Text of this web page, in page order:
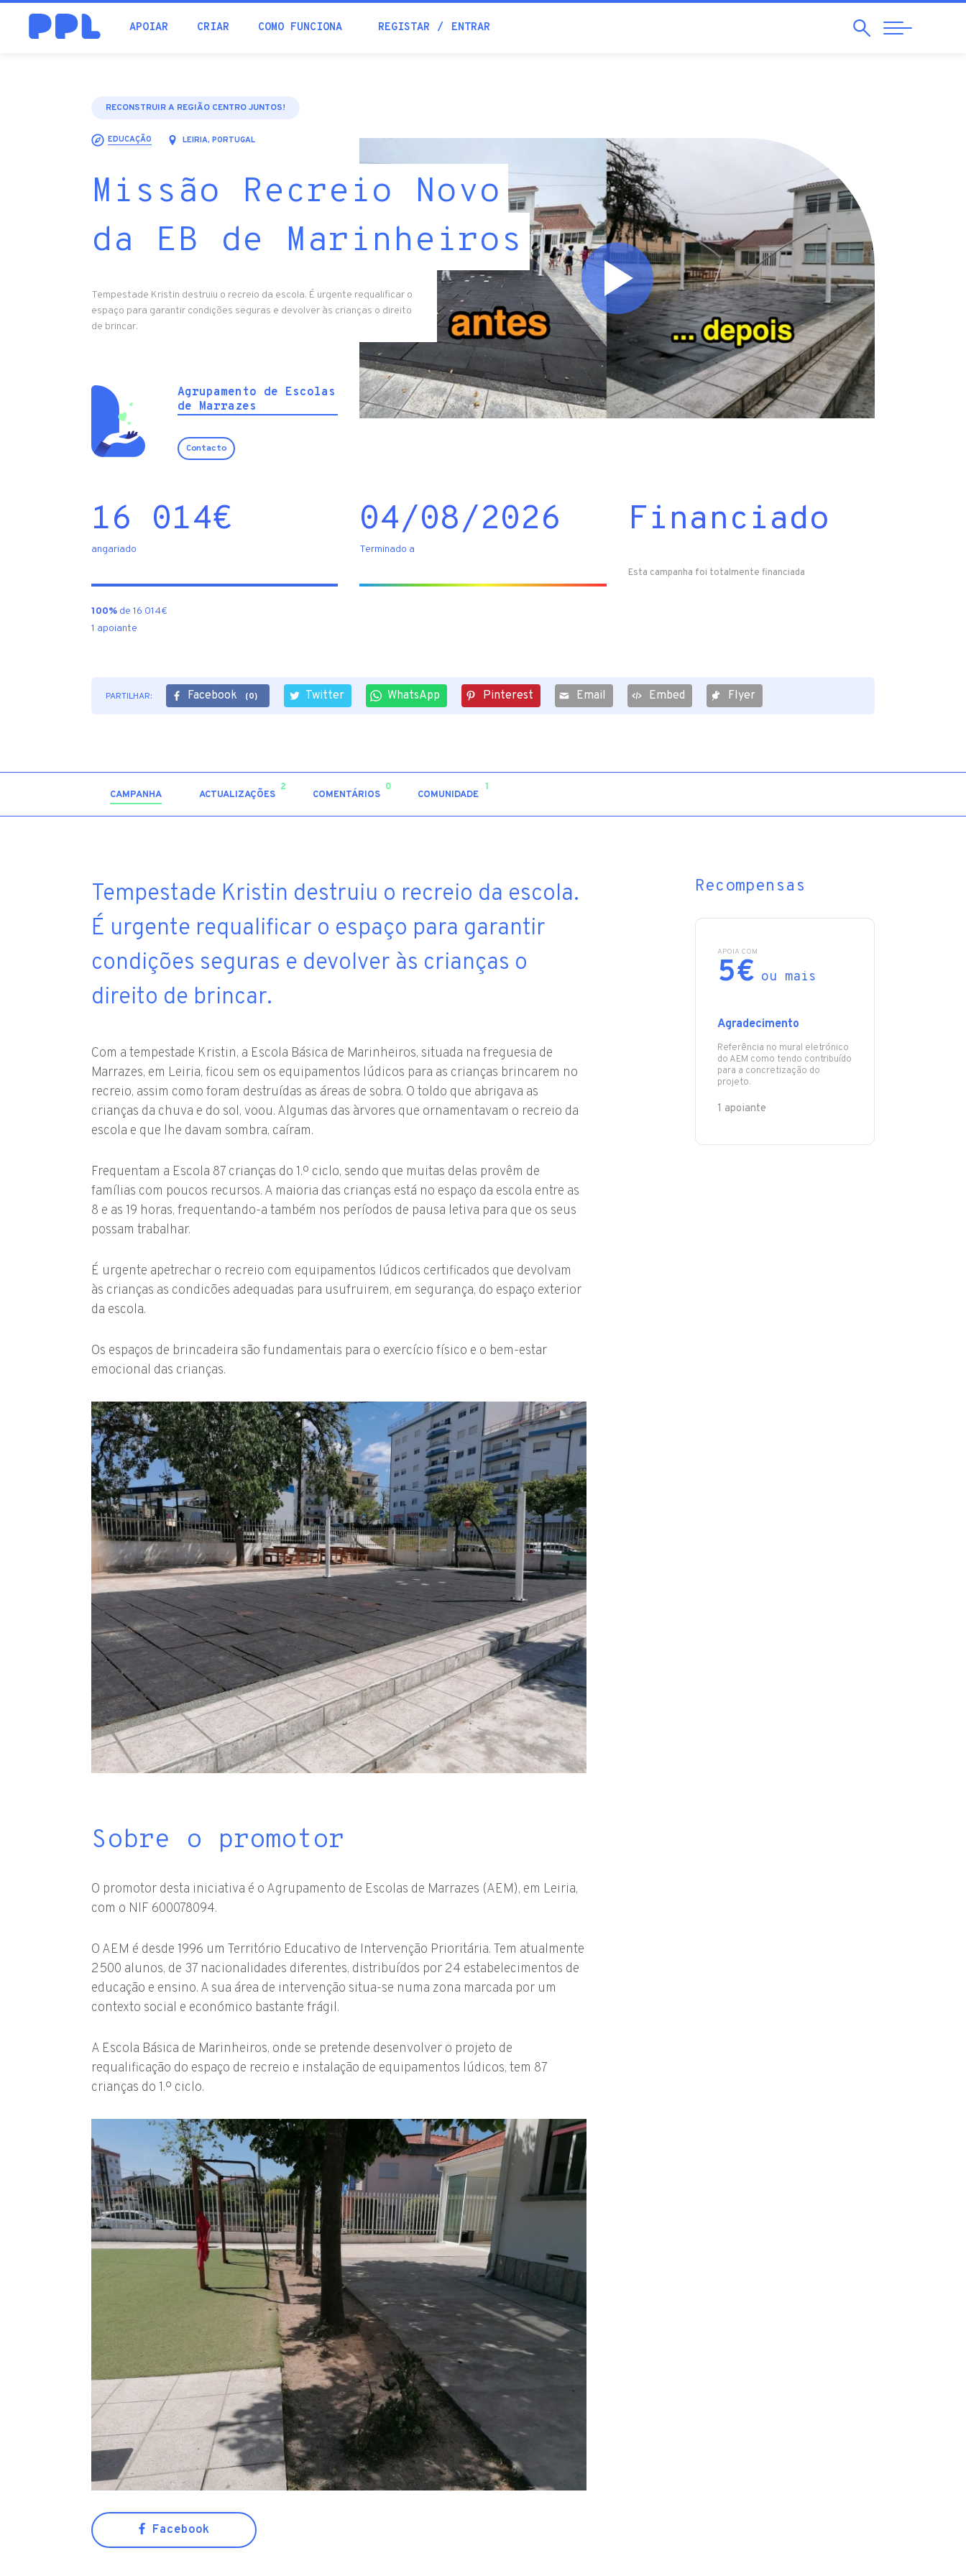
APOIAR CRIAR COMO FUNCIONA REGISTAR ENTRAR Pesquisar
Abrir
Navegação
procura
RECONSTRUIR A REGIÃO CENTRO JUNTOS!
EDUCAÇÃO LEIRIA, PORTUGAL
Missão Recreio Novo
da EB de Marinheiros
Tempestade Kristin destruiu o recreio da escola. É urgente requalificar o
espaço para garantir condições seguras e devolver às crianças o direito
de brincar.
Agrupamento de Escolas
de Marrazes
Contacto
16 014€
angariado
100% de 16 014€
1 apoiante
04/08/2026
Terminado a
Financiado
Esta campanha foi totalmente financiada
PARTILHAR: Facebook (0) Twitter WhatsApp Pinterest Email Embed Flyer
CAMPANHA ACTUALIZAÇÕES
2
COMENTÁRIOS
0
COMUNIDADE
1
Tempestade Kristin destruiu o recreio da escola.
É urgente requalificar o espaço para garantir
condições seguras e devolver às crianças o
direito de brincar.
Com a tempestade Kristin, a Escola Básica de Marinheiros, situada na freguesia de
Marrazes, em Leiria, ficou sem os equipamentos lúdicos para as crianças brincarem no
recreio, assim como foram destruídas as áreas de sobra. O toldo que abrigava as
crianças da chuva e do sol, voou. Algumas das àrvores que ornamentavam o recreio da
escola e que lhe davam sombra, caíram.
Frequentam a Escola 87 crianças do 1.º ciclo, sendo que muitas delas provêm de
famílias com poucos recursos. A maioria das crianças está no espaço da escola entre as
8 e as 19 horas, frequentando-a também nos períodos de pausa letiva para que os seus
possam trabalhar.
É urgente apetrechar o recreio com equipamentos lúdicos certificados que devolvam
às crianças as condicões adequadas para usufruirem, em segurança, do espaço exterior
da escola.
Os espaços de brincadeira são fundamentais para o exercício físico e o bem-estar
emocional das crianças.
Sobre o promotor
O promotor desta iniciativa é o Agrupamento de Escolas de Marrazes (AEM), em Leiria,
com o NIF 600078094.
O AEM é desde 1996 um Território Educativo de Intervenção Prioritária. Tem atualmente
2500 alunos, de 37 nacionalidades diferentes, distribuídos por 24 estabelecimentos de
educação e ensino. A sua área de intervenção situa-se numa zona marcada por um
contexto social e económico bastante frágil.
A Escola Básica de Marinheiros, onde se pretende desenvolver o projeto de
requalificação do espaço de recreio e instalação de equipamentos lúdicos, tem 87
crianças do 1.º ciclo.
Facebook
Recompensas
APOIA COM
5€ ou mais
Agradecimento
Referência no mural eletrónico
do AEM como tendo contribuído
para a concretização do
projeto.
1 apoiante